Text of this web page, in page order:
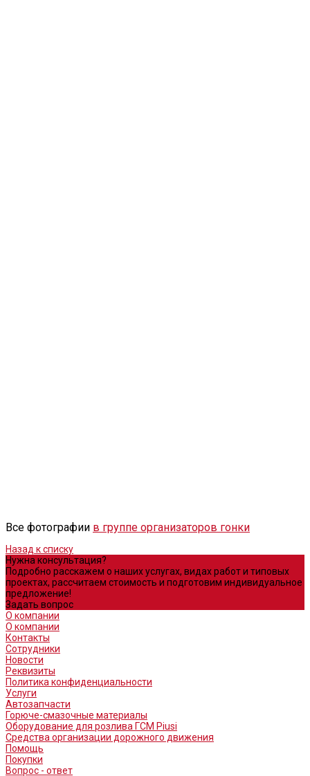
Все фотографии в группе организаторов гонки
Назад к списку
Нужна консультация?
Подробно расскажем о наших услугах, видах работ и типовых
проектах, рассчитаем стоимость и подготовим индивидуальное
предложение!
Задать вопрос
О компании
О компании
Контакты
Сотрудники
Новости
Реквизиты
Политика конфиденциальности
Услуги
Автозапчасти
Горюче-смазочные материалы
Оборудование для розлива ГСМ Piusi
Средства организации дорожного движения
Помощь
Покупки
Вопрос - ответ